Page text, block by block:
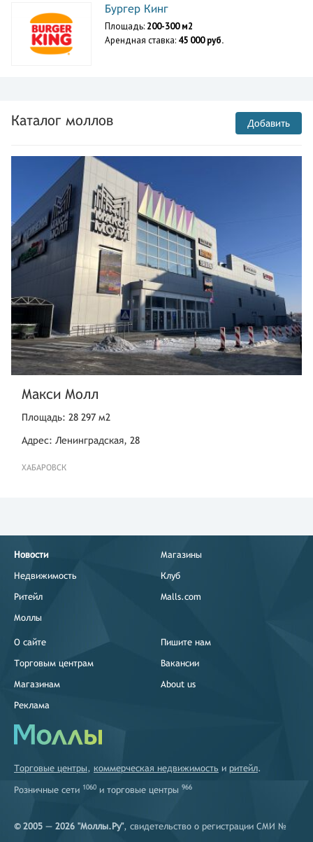
Бургер Кинг
Площадь: 200-300 м2
Арендная ставка: 45 000 руб.
Каталог моллов Добавить
Макси Молл
Площадь: 28 297 м2
Адрес: Ленинградская, 28
ХАБАРОВСК
Новости
Недвижимость
Ритейл
Моллы
Магазины
Клуб
Malls.com
О сайте
Торговым центрам
Магазинам
Реклама
Пишите нам
Вакансии
About us
Торговые центры, коммерческая недвижимость и ритейл.
Розничные сети 1060 и торговые центры 966
© 2005 — 2026 "Моллы.Ру", свидетельство о регистрации СМИ №